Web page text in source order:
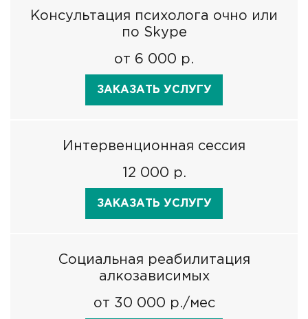
Консультация психолога очно или
по Skype
от 6 000 р.
ЗАКАЗАТЬ УСЛУГУ
Интервенционная сессия
12 000 р.
ЗАКАЗАТЬ УСЛУГУ
Социальная реабилитация
алкозависимых
от 30 000 р./мес